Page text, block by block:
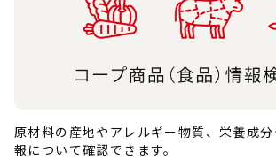
原材料の産地やアレルギー物質、栄養成
報について確認できます。